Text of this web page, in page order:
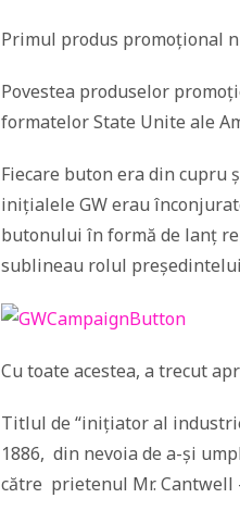
Primul produs promoțional
Povestea produselor
formatelor State Unite ale
Fiecare buton era din
inițialele GW erau
butonului în formă de lanț
sublineau rolul
Cu toate acestea, a trecut
Titlul de “inițiator al
1886, din nevoia de a-și
către prietenul Mr. Cantwell